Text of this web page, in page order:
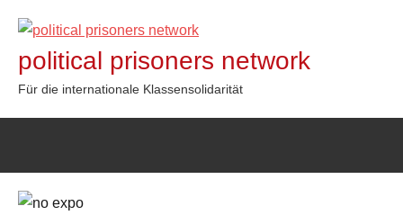
Inhalt
springen
political prisoners network
Für die internationale Klassensolidarität